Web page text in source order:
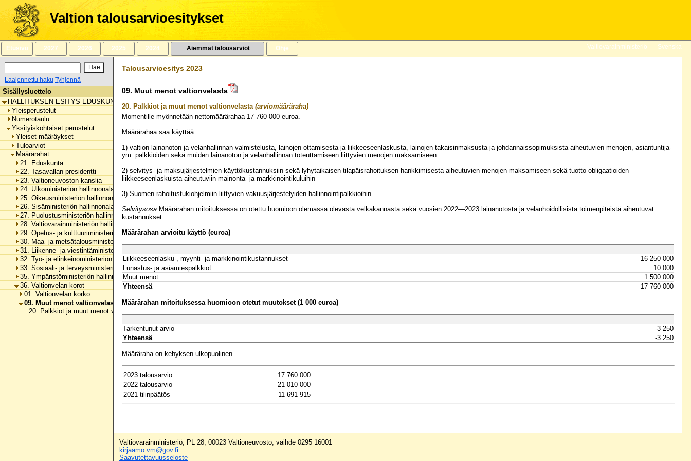
Siirry
sisältöön
Valtion talousarvioesitykset
Etusivu 2027 2026 2025 2024 Aiemmat talousarviot Ohje Valtiovarainministeriö Svenska
Laajennettu haku Tyhjennä
Sisällysluettelo
HALLITUKSEN ESITYS EDUSKUNNALLE VALTION TALOUSARVIOKSI VUODELLE 2023
Yleisperustelut
Numerotaulu
Yksityiskohtaiset perustelut
Yleiset määräykset
Tuloarviot
Määrärahat
21. Eduskunta
22. Tasavallan presidentti
23. Valtioneuvoston kanslia
24. Ulkoministeriön hallinnonala
25. Oikeusministeriön hallinnonala
26. Sisäministeriön hallinnonala
27. Puolustusministeriön hallinnonala
28. Valtiovarainministeriön hallinnonala
29. Opetus- ja kulttuuriministeriön hallinnonala
30. Maa- ja metsätalousministeriön hallinnonala
31. Liikenne- ja viestintäministeriön hallinnonala
32. Työ- ja elinkeinoministeriön hallinnonala
33. Sosiaali- ja terveysministeriön hallinnonala
35. Ympäristöministeriön hallinnonala
36. Valtionvelan korot
01. Valtionvelan korko
09. Muut menot valtionvelasta
20. Palkkiot ja muut menot valtionvelasta
Talousarvioesitys 2023
09. Muut menot valtionvelasta
20. Palkkiot ja muut menot valtionvelasta(arviomääräraha)
Momentille myönnetään nettomäärärahaa 17 760 000 euroa.
Määrärahaa saa käyttää:
1) valtion lainanoton ja velanhallinnan valmistelusta, lainojen ottamisesta ja liikkeeseenlaskusta, lainojen takaisinmaksusta ja johdannaissopimuksista aiheutuvien menojen, asiantuntija-
ym. palkkioiden sekä muiden lainanoton ja velanhallinnan toteuttamiseen liittyvien menojen maksamiseen
2) selvitys- ja maksujärjestelmien käyttökustannuksiin sekä lyhytaikaisen tilapäisrahoituksen hankkimisesta aiheutuvien menojen maksamiseen sekä tuotto-obligaatioiden
liikkeeseenlaskuista aiheutuviin mainonta- ja markkinointikuluihin
3) Suomen rahoitustukiohjelmiin liittyvien vakuusjärjestelyiden hallinnointipalkkioihin.
Selvitysosa: Määrärahan mitoituksessa on otettu huomioon olemassa olevasta velkakannasta sekä vuosien 2022—2023 lainanotosta ja velanhoidollisista toimenpiteistä aiheutuvat
kustannukset.
Määrärahan arvioitu käyttö (euroa)
Liikkeeseenlasku-, myynti- ja markkinointikustannukset
16 250 000
Lunastus- ja asiamiespalkkiot
10 000
Muut menot
1 500 000
Yhteensä
17 760 000
Määrärahan mitoituksessa huomioon otetut muutokset (1 000 euroa)
Tarkentunut arvio
-3 250
Yhteensä
-3 250
Määräraha on kehyksen ulkopuolinen.
2023 talousarvio
17 760 000
2022 talousarvio
21 010 000
2021 tilinpäätös
11 691 915
Valtiovarainministeriö, PL 28, 00023 Valtioneuvosto, vaihde 0295 16001
kirjaamo.vm@gov.fi
Saavutettavuusseloste